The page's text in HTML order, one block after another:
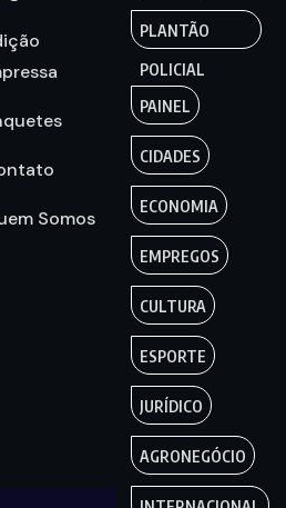
Somos
PLANTÃO
POLICIAL
PAINEL
CIDADES
ECONOMIA
EMPREGOS
CULTURA
ESPORTE
JURÍDICO
AGRONEGÓCIO